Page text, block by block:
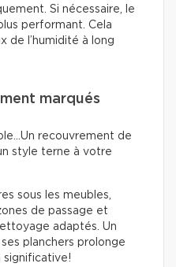
Si nécessaire, le
performant. Cela
de l’humidité à long
marqués
recouvrement de
style terne à votre
sous les meubles,
de passage et
adaptés. Un
planchers prolonge
significative!